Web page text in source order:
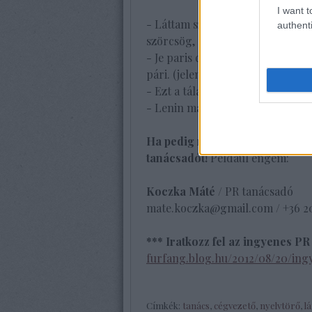
I want
- Láttam szőrös hörcsögöt,
szörcsög, rátörnek a hörcsög-
- Je paris que Paris n'a pas de
pári. (jelentése: Fogadok, hogy
- Ezt a tálat
- Lenin mauzóleumának
Ha pedig nyilvános
tanácsadót!Például engem:
Koczka Máté / PR tanácsadó
mate.koczka@gmail.com / +36
*** Iratkozz fel az ingyenes
furfang.blog.hu/2012/08/20/
Címkék: tanács cégvezető nyelvtörő